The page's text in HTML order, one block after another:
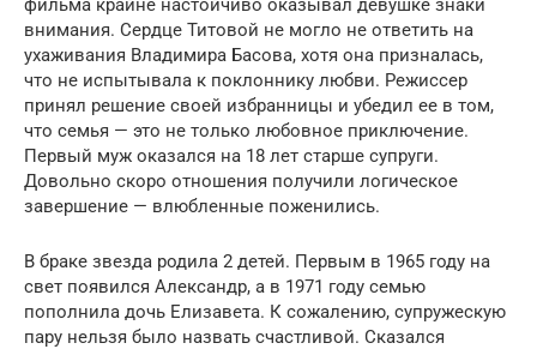
фильма крайне настойчиво оказывал девушке знаки
внимания. Сердце Титовой не могло не ответить на
ухаживания Владимира Басова, хотя она призналась,
что не испытывала к поклоннику любви. Режиссер
принял решение своей избранницы и убедил ее в том,
что семья — это не только любовное приключение.
Первый муж оказался на 18 лет старше супруги.
Довольно скоро отношения получили логическое
завершение — влюбленные поженились.
В браке звезда родила 2 детей. Первым в 1965 году на
свет появился Александр, а в 1971 году семью
пополнила дочь Елизавета. К сожалению, супружескую
пару нельзя было назвать счастливой. Сказался